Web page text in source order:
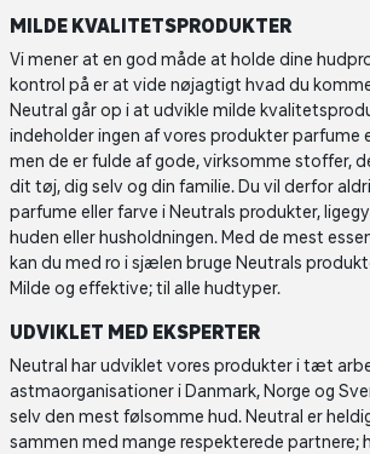
MILDE KVALITETSPRODUKTER
Vi mener at en god måde at holde dine
kontrol på er at vide nøjagtigt hvad du
Neutral går op i at udvikle milde
indeholder ingen af vores produkter parfume
men de er fulde af gode, virksomme stoffer,
dit tøj, dig selv og din familie. Du vil derfor
parfume eller farve i Neutrals produkter,
huden eller husholdningen. Med de mest
kan du med ro i sjælen bruge Neutrals
Milde og effektive; til alle hudtyper.
UDVIKLET MED EKSPERTER
Neutral har udviklet vores produkter i tæt
astmaorganisationer i Danmark, Norge og
selv den mest følsomme hud. Neutral er
sammen med mange respekterede partnere;